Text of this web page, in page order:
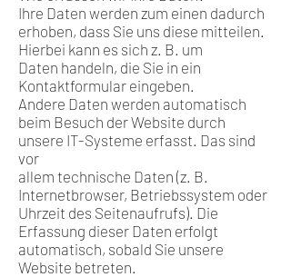
Ihre Daten werden zum einen dadurch
erhoben, dass Sie uns diese mitteilen.
Hierbei kann es sich z. B. um
Daten handeln, die Sie in ein
Kontaktformular eingeben.
Andere Daten werden automatisch
beim Besuch der Website durch
unsere IT-Systeme erfasst. Das sind
vor
allem technische Daten (z. B.
Internetbrowser, Betriebssystem oder
Uhrzeit des Seitenaufrufs). Die
Erfassung dieser Daten erfolgt
automatisch, sobald Sie unsere
Website betreten.